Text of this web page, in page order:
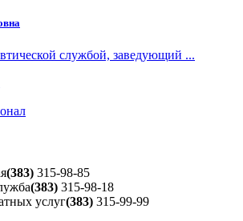
службой, заведующий ...
(383) 315-98-85
(383) 315-98-18
услуг(383) 315-99-99